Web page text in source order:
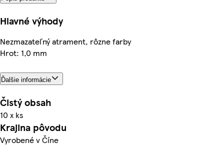
Hlavné výhody
Nezmazateľný atrament, rôzne farby
Hrot: 1,0 mm
Ďalšie informácie
Čistý obsah
10 x ks
Krajina pôvodu
Vyrobené v Číne